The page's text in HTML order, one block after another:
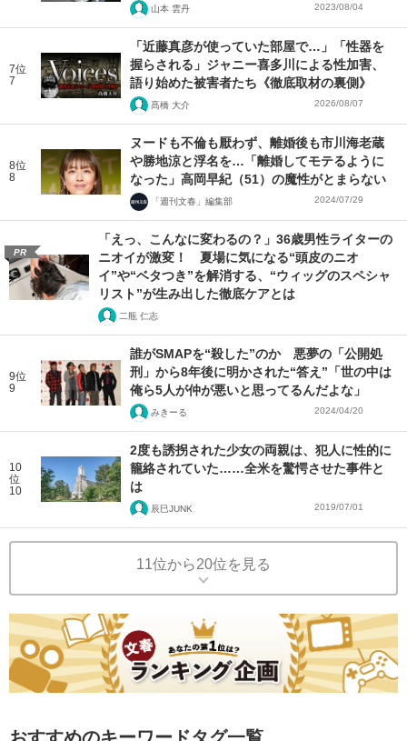
山本 雲丹 2023/08/04
7位
7
「近藤真彦が使っていた部屋で…」「性器を
握らされる」ジャニー喜多川による性加害、
語り始めた被害者たち《徹底取材の裏側》
髙橋 大介 2026/08/07
8位
8
ヌードも不倫も厭わず、離婚後も市川海老蔵
や勝地涼と浮名を…「離婚してモテるように
なった」高岡早紀（51）の魔性がとまらない
「週刊文春」編集部 2024/07/29
PR
「えっ、こんなに変わるの？」36歳男性ライターの
ニオイが激変！ 夏場に気になる“頭皮のニオ
イ”や“ベタつき”を解消する、“ウィッグのスペシャ
リスト”が生み出した徹底ケアとは
二瓶 仁志
9位
9
誰がSMAPを“殺した”のか 悪夢の「公開処
刑」から8年後に明かされた“答え”「世の中は
俺ら5人が仲が悪いと思ってるんだよな」
みきーる 2024/04/20
10
位
10
2度も誘拐された少女の両親は、犯人に性的に
籠絡されていた……全米を驚愕させた事件と
は
辰巳JUNK 2019/07/01
11位から20位を見る